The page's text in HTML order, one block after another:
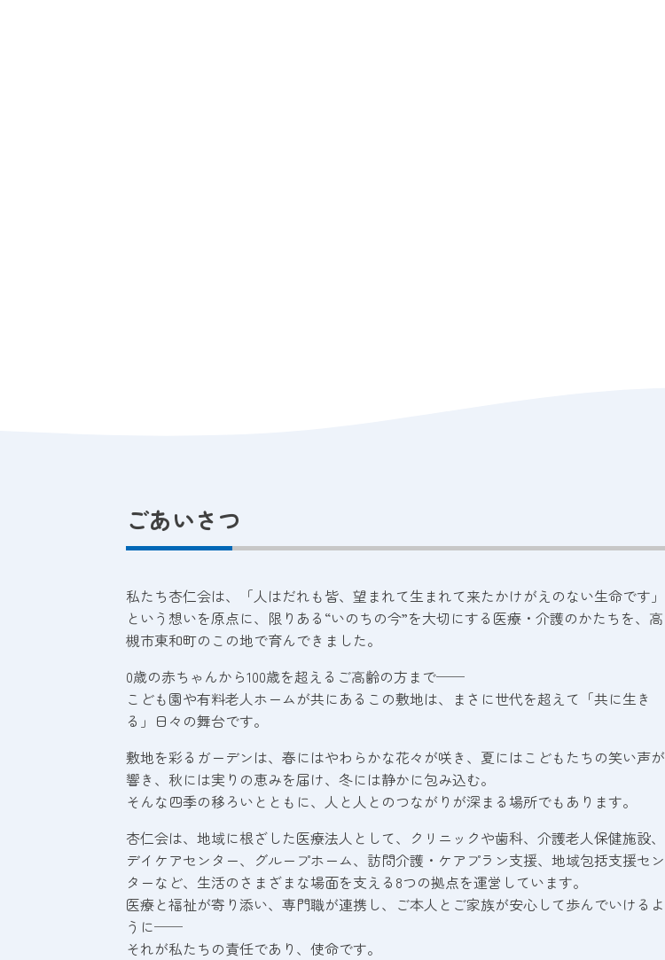
ごあいさつ
私たち杏仁会は、「人はだれも皆、望まれて生まれて来たかけがえのない生命です」
という想いを原点に、限りある“いのちの今”を大切にする医療・介護のかたちを、高
槻市東和町のこの地で育んできました。
0歳の赤ちゃんから100歳を超えるご高齢の方まで──
こども園や有料老人ホームが共にあるこの敷地は、まさに世代を超えて「共に生き
る」日々の舞台です。
敷地を彩るガーデンは、春にはやわらかな花々が咲き、夏にはこどもたちの笑い声が
響き、秋には実りの恵みを届け、冬には静かに包み込む。
そんな四季の移ろいとともに、人と人とのつながりが深まる場所でもあります。
杏仁会は、地域に根ざした医療法人として、クリニックや歯科、介護老人保健施設、
デイケアセンター、グループホーム、訪問介護・ケアプラン支援、地域包括支援セン
ターなど、生活のさまざまな場面を支える8つの拠点を運営しています。
医療と福祉が寄り添い、専門職が連携し、ご本人とご家族が安心して歩んでいけるよ
うに──
それが私たちの責任であり、使命です。